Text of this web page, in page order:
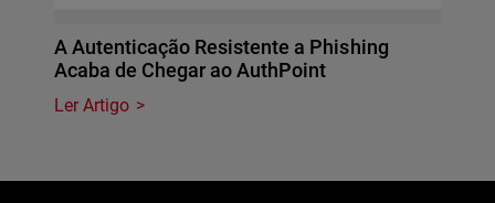
A Autenticação Resistente a Phishing
Acaba de Chegar ao AuthPoint
Ler Artigo